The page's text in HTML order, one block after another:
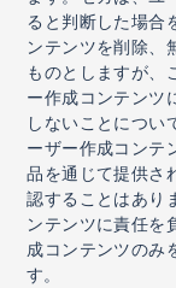
ると判断した場合
ンテンツを削除、
ものとしますが、
ー作成コンテンツ
しないことについ
ーザー作成コンテ
品を通じて提供さ
認することはあり
ンテンツに責任を
成コンテンツのみ
す。